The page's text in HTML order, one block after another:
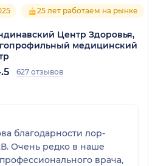
25 лет работаем на рынке
Центр Здоровья,
медицинский
627 отзывов
благодарности лор-
Очень редко в наше
врача,